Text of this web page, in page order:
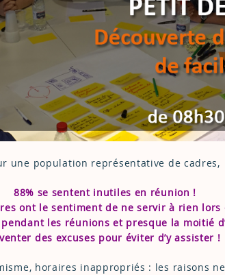
une population représentative de cadres,
88% se sentent inutiles en réunion !
ont le sentiment de ne servir à rien lors
les réunions et presque la moitié
des excuses pour éviter d’y assister !
horaires inappropriés : les raisons